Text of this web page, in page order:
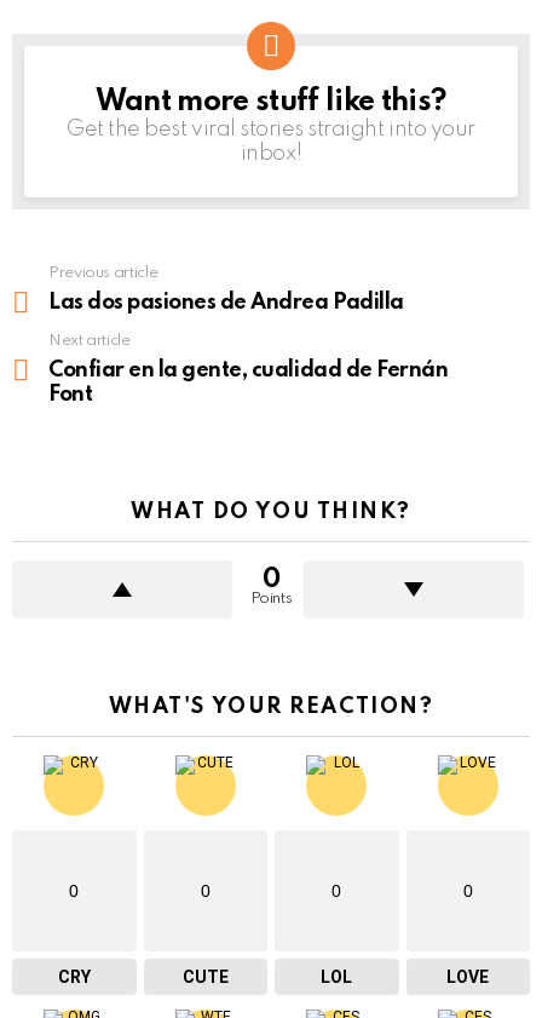
NEWSLETTER
Want more stuff like this?
Get the best viral stories straight into your
inbox!
more
Previous article
Las dos pasiones de Andrea Padilla
Next article
Confiar en la gente, cualidad de Fernán
Font
WHAT DO YOU THINK?
0
Points
WHAT'S YOUR REACTION?
0
CRY
0
CUTE
0
LOL
0
LOVE